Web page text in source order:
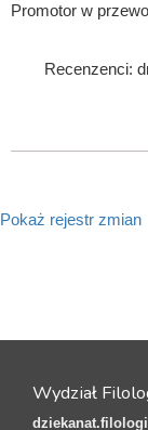
Promotor w
Recenzenci:
Pokaż rejestr zmian
Wydział